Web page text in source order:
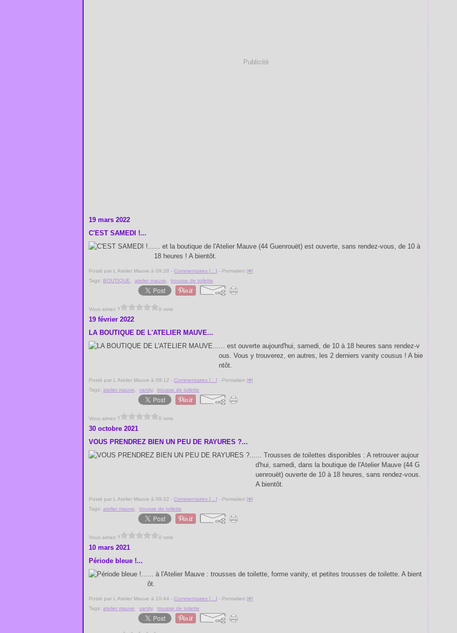
Publicité
19 mars 2022
C'EST SAMEDI !...
... et la boutique de l'Atelier Mauve (44 Guenrouët) est ouverte, sans rendez-vous, de 10 à
18 heures ! A bientôt.
Posté par L Atelier Mauve à 09:28 - Commentaires [ ] - Permalien [#]
Tags: BOUTIQUE atelier mauve trousse de toilette
Vous aimez ? 0 vote
19 février 2022
LA BOUTIQUE DE L'ATELIER MAUVE...
... est ouverte aujourd'hui, samedi, de 10 à 18 heures sans rendez-v
ous. Vous y trouverez, en autres, les 2 derniers vanity cousus ! A bie
ntôt.
Posté par L Atelier Mauve à 09:12 - Commentaires [ ] - Permalien [#]
Tags: atelier mauve vanity, trousse de toilette
Vous aimez ? 0 vote
30 octobre 2021
VOUS PRENDREZ BIEN UN PEU DE RAYURES ?...
... Trousses de toilettes disponibles : A retrouver aujour
d'hui, samedi, dans la boutique de l'Atelier Mauve (44 G
uenrouët) ouverte de 10 à 18 heures, sans rendez-vous.
A bientôt.
Posté par L Atelier Mauve à 09:32 - Commentaires [ ] - Permalien [#]
Tags: atelier mauve trousse de toilette
Vous aimez ? 0 vote
10 mars 2021
Période bleue !...
... à l'Atelier Mauve : trousses de toilette, forme vanity, et petites trousses de toilette. A bient
ôt.
Posté par L Atelier Mauve à 10:44 - Commentaires [ ] - Permalien [#]
Tags: atelier mauve vanity, trousse de toilette